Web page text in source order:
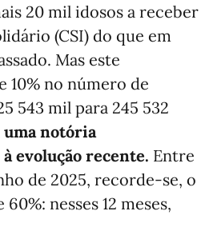
20 mil idosos a receber
(CSI) do que em
Mas este
10% no número de
543 mil para 245 532
uma notória
evolução recente. Entre
de 2025, recorde-se, o
nesses 12 meses,